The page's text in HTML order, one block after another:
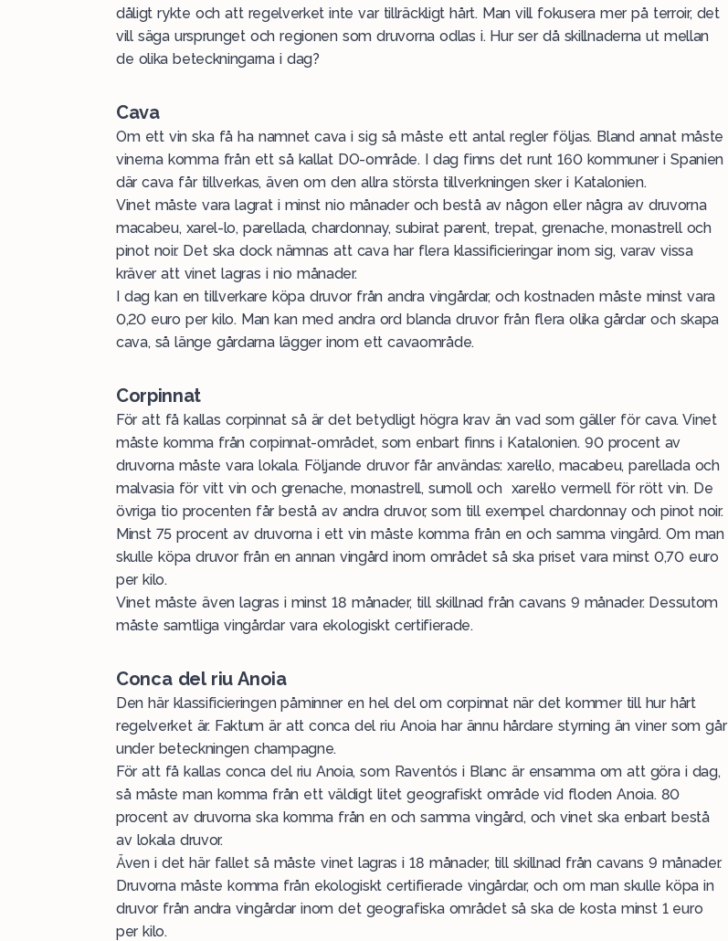
dåligt rykte och att regelverket inte var tillräckligt hårt. Man vill fokusera mer på terroir, det
vill säga ursprunget och regionen som druvorna odlas i. Hur ser då skillnaderna ut mellan
de olika beteckningarna i dag?
Cava
Om ett vin ska få ha namnetcavai sig så måste ett antal regler följas. Bland annat måste
vinerna komma från ett så kallat DO-område. I dag finns det runt 160 kommuner i Spanien
där cava får tillverkas, även om den allra största tillverkningen sker i Katalonien.
Vinet måste vara lagrat i minst nio månader och bestå av någon eller några av druvorna
macabeu, xarel-lo, parellada, chardonnay, subirat parent, trepat, grenache, monastrell och
pinot noir. Det ska dock nämnas att cava har flera klassificieringar inom sig, varav vissa
kräver att vinet lagras i nio månader.
I dag kan en tillverkare köpa druvor från andra vingårdar, och kostnaden måste minst vara
0,20 euro per kilo. Man kan med andra ord blanda druvor från flera olika gårdar och skapa
cava, så länge gårdarna lägger inom ett cavaområde.
Corpinnat
För att få kallas corpinnatså är det betydligt högra krav än vad som gäller för cava. Vinet
måste komma från corpinnat-området, som enbart finns i Katalonien. 90 procent av
druvorna måste vara lokala. Följande druvor får användas: xarel·lo, macabeu, parellada och
malvasia för vitt vin och grenache, monastrell, sumoll och xarel·lo vermell för rött vin. De
övriga tio procenten får bestå av andra druvor, som till exempel chardonnay och pinot noir.
Minst 75 procent av druvorna i ett vin måste komma från en och samma vingård. Om man
skulle köpa druvor från en annan vingård inom området så ska priset vara minst 0,70 euro
per kilo.
Vinet måste även lagras i minst 18 månader, till skillnad från cavans 9 månader. Dessutom
måste samtliga vingårdar vara ekologiskt certifierade.
Conca del riu Anoia
Den här klassificieringen påminner en hel del om corpinnat när det kommer till hur hårt
regelverket är. Faktum är attconca del riu Anoia har ännu hårdare styrning än viner som går
under beteckningen champagne.
För att få kallas conca del riu Anoia, som Raventós i Blanc är ensamma om att göra i dag,
så måste man komma från ett väldigt litet geografiskt område vid floden Anoia. 80
procent av druvorna ska komma från en och samma vingård, och vinet ska enbart bestå
av lokala druvor.
Även i det här fallet så måste vinet lagras i 18 månader, till skillnad från cavans 9 månader.
Druvorna måste komma från ekologiskt certifierade vingårdar, och om man skulle köpa in
druvor från andra vingårdar inom det geografiska området så ska de kosta minst 1 euro
per kilo.